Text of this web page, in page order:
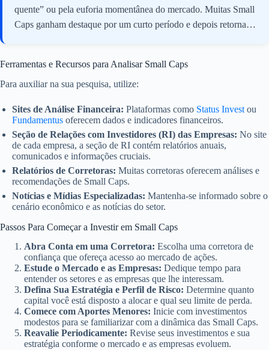
quente” ou pela euforia momentânea do mercado. Muitas Small
Caps ganham destaque por um curto período e depois retornam
Ferramentas e Recursos para Analisar Small Caps
Para auxiliar na sua pesquisa, utilize:
Sites de Análise Financeira: Plataformas como Status Invest ou
Fundamentus oferecem dados e indicadores financeiros.
Seção de Relações com Investidores (RI) das Empresas: No site
de cada empresa, a seção de RI contém relatórios anuais,
comunicados e informações cruciais.
Relatórios de Corretoras: Muitas corretoras oferecem análises e
recomendações de Small Caps.
Notícias e Mídias Especializadas: Mantenha-se informado sobre o
cenário econômico e as notícias do setor.
Passos Para Começar a Investir em Small Caps
Abra Conta em uma Corretora: Escolha uma corretora de
confiança que ofereça acesso ao mercado de ações.
Estude o Mercado e as Empresas: Dedique tempo para
entender os setores e as empresas que lhe interessam.
Defina Sua Estratégia e Perfil de Risco: Determine quanto
capital você está disposto a alocar e qual seu limite de perda.
Comece com Aportes Menores: Inicie com investimentos
modestos para se familiarizar com a dinâmica das Small Caps.
Reavalie Periodicamente: Revise seus investimentos e sua
estratégia conforme o mercado e as empresas evoluem.